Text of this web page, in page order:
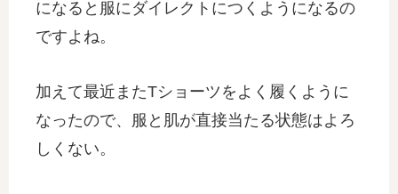
になると服にダイレクトにつくようになるの
ですよね。
加えて最近またTショーツをよく履くように
なったので、服と肌が直接当たる状態はよろ
しくない。